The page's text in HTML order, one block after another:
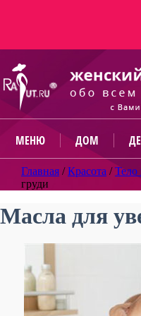
МЕНЮ ДОМ
Главная /Красота /Тело
груди
Масла для